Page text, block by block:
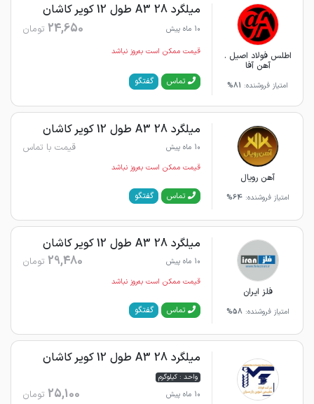
اطلس فولاد اصیل .
آهن آفا
امتیاز فروشنده: 81%
میلگرد 28 A3 طول 12 کویر کاشان
10 ماه پیش 24,650 تومان
قیمت ممکن است به‌روز نباشد
تماس گفتگو
آهن رویال
امتیاز فروشنده:64%
میلگرد 28 A3 طول 12 کویر کاشان
10 ماه پیش قیمت با تماس
قیمت ممکن است به‌روز نباشد
تماس گفتگو
فلز ایران
امتیاز فروشنده: 58%
میلگرد 28 A3 طول 12 کویر کاشان
10 ماه پیش 29,480 تومان
قیمت ممکن است به‌روز نباشد
تماس گفتگو
میلگرد 28 A3 طول 12 کویر کاشان
واحد : کیلوگرم
10 ماه پیش
25,100 تومان